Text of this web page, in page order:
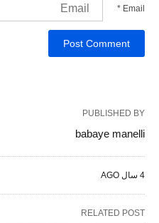
Email
*
PUBLISHED BY
babaye manelli
4 سال AGO
RELATED POST